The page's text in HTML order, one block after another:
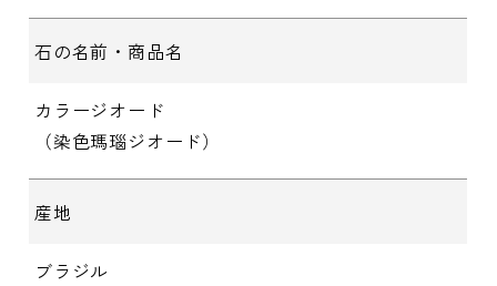
石の名前・商品名
カラージオード
（染色瑪瑙ジオード）
産地
ブラジル